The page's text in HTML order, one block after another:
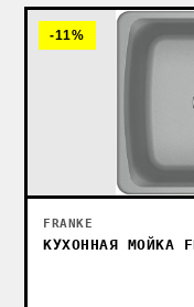
-11%
FRANKE
КУХОННАЯ МОЙКА